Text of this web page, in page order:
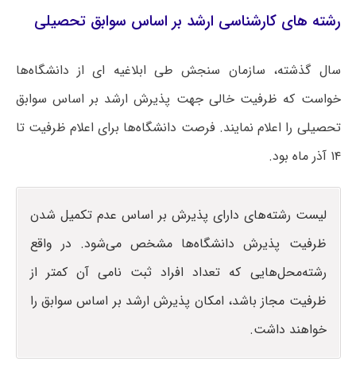
رشته های کارشناسی ارشد بر اساس سوابق تحصیلی
سال گذشته، سازمان سنجش طی ابلاغیه ای از دانشگاه‌ها
خواست که ظرفیت خالی جهت پذیرش ارشد بر اساس سوابق
تحصیلی را اعلام نمایند. فرصت دانشگاه‌ها برای اعلام ظرفیت تا
۱۴ آذر ماه بود.
لیست رشته‌های دارای پذیرش بر اساس عدم تکمیل شدن
ظرفیت پذیرش دانشگاه‌ها مشخص می‌شود. در واقع
رشته‌محل‌هایی که تعداد افراد ثبت نامی آن کمتر از
ظرفیت مجاز باشد، امکان پذیرش ارشد بر اساس سوابق را
خواهند داشت.